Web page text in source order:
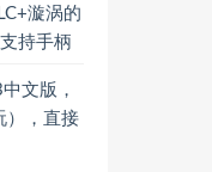
漩涡的
持手柄
文版，
），直接